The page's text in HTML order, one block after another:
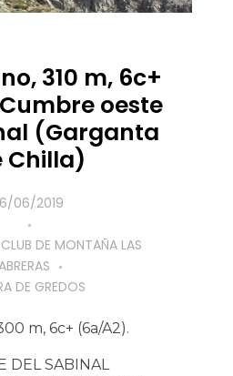
310 m, 6c+
oeste
(Garganta
Chilla)
06/2019
DE MONTAÑA LAS
DE GREDOS
m, 6c+ (6a/A2).
DEL SABINAL